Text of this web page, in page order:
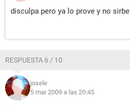
disculpa pero ya lo prove y no sirbe
RESPUESTA 6 / 10
josele
5 mar 2009 a las 20:45